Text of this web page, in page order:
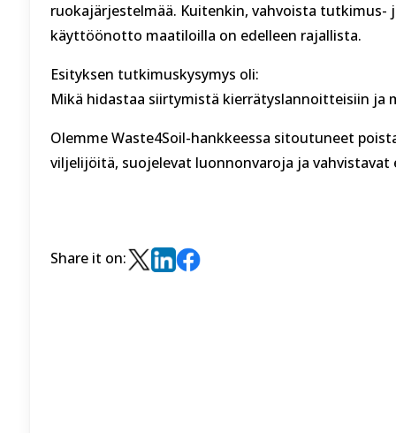
ruokajärjestelmää. Kuitenkin, vahvoista
käyttöönotto maatiloilla on edelleen rajallista.
Esityksen tutkimuskysymys oli:
Mikä hidastaa siirtymistä kierrätyslannoitteisiin
Olemme Waste4Soil-hankkeessa sitoutuneet
viljelijöitä, suojelevat luonnonvaroja ja
Share it on: